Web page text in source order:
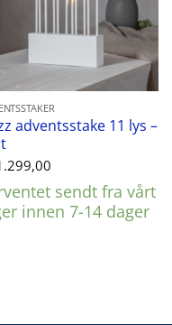
adventsstake 11 lys –
sendt fra vårt
innen 7-14 dager